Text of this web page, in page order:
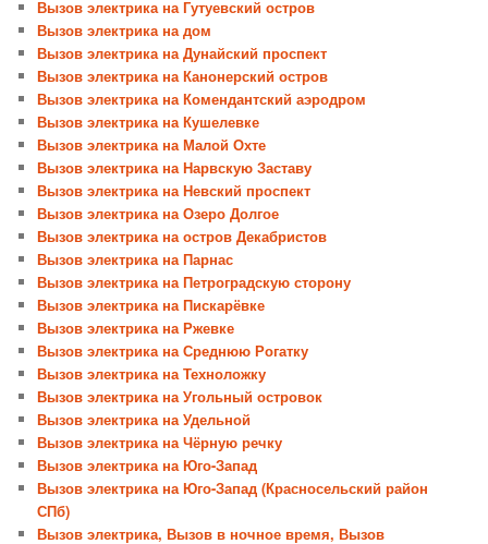
Вызов электрика на Гутуевский остров
Вызов электрика на дом
Вызов электрика на Дунайский проспект
Вызов электрика на Канонерский остров
Вызов электрика на Комендантский аэродром
Вызов электрика на Кушелевке
Вызов электрика на Малой Охте
Вызов электрика на Нарвскую Заставу
Вызов электрика на Невский проспект
Вызов электрика на Озеро Долгое
Вызов электрика на остров Декабристов
Вызов электрика на Парнас
Вызов электрика на Петроградскую сторону
Вызов электрика на Пискарёвке
Вызов электрика на Ржевке
Вызов электрика на Среднюю Рогатку
Вызов электрика на Техноложку
Вызов электрика на Угольный островок
Вызов электрика на Удельной
Вызов электрика на Чёрную речку
Вызов электрика на Юго-Запад
Вызов электрика на Юго-Запад (Красносельский район
СПб)
Вызов электрика, Вызов в ночное время, Вызов